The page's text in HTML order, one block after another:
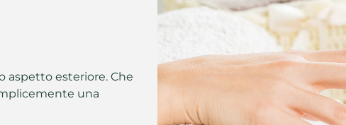
aspetto esteriore. Che
una